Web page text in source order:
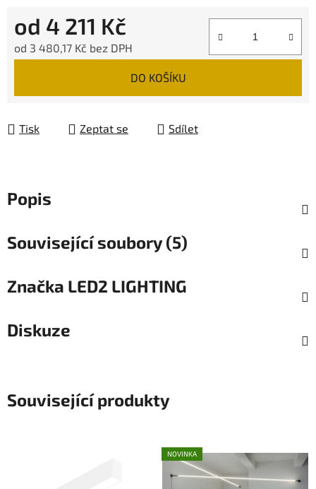
od 4 211 Kč
od 3 480,17 Kč bez DPH
DO KOŠÍKU
Tisk Zeptat se Sdílet
Popis
Související soubory (5)
Značka LED2 LIGHTING
Diskuze
Související produkty
NOVINKA